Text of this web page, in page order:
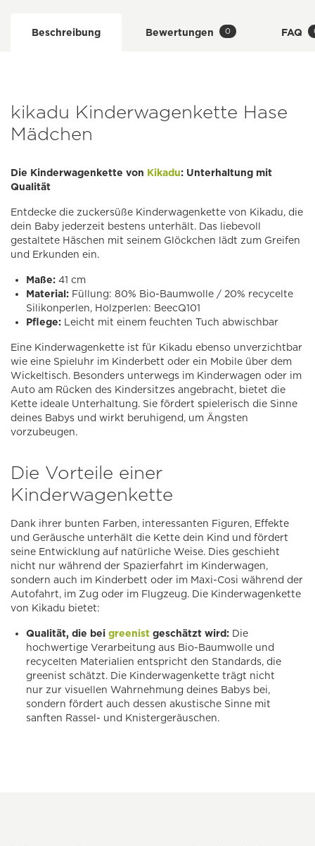
Beschreibung Bewertungen 0 FAQ
kikadu Kinderwagenkette Hase
Mädchen
Die Kinderwagenkette von Kikadu: Unterhaltung mit
Qualität
Entdecke die zuckersüße Kinderwagenkette von Kikadu, die
dein Baby jederzeit bestens unterhält. Das liebevoll
gestaltete Häschen mit seinem Glöckchen lädt zum Greifen
und Erkunden ein.
Maße: 41 cm
Material: Füllung: 80% Bio-Baumwolle / 20% recycelte
Silikonperlen, Holzperlen: BeecQ101
Pflege: Leicht mit einem feuchten Tuch abwischbar
Eine Kinderwagenkette ist für Kikadu ebenso unverzichtbar
wie eine Spieluhr im Kinderbett oder ein Mobile über dem
Wickeltisch. Besonders unterwegs im Kinderwagen oder im
Auto am Rücken des Kindersitzes angebracht, bietet die
Kette ideale Unterhaltung. Sie fördert spielerisch die Sinne
deines Babys und wirkt beruhigend, um Ängsten
vorzubeugen.
Die Vorteile einer
Kinderwagenkette
Dank ihrer bunten Farben, interessanten Figuren, Effekte
und Geräusche unterhält die Kette dein Kind und fördert
seine Entwicklung auf natürliche Weise. Dies geschieht
nicht nur während der Spazierfahrt im Kinderwagen,
sondern auch im Kinderbett oder im Maxi-Cosi während der
Autofahrt, im Zug oder im Flugzeug. Die Kinderwagenkette
von Kikadu bietet:
Qualität, die bei greenist geschätzt wird: Die
hochwertige Verarbeitung aus Bio-Baumwolle und
recycelten Materialien entspricht den Standards, die
greenist schätzt. Die Kinderwagenkette trägt nicht
nur zur visuellen Wahrnehmung deines Babys bei,
sondern fördert auch dessen akustische Sinne mit
sanften Rassel- und Knistergeräuschen.